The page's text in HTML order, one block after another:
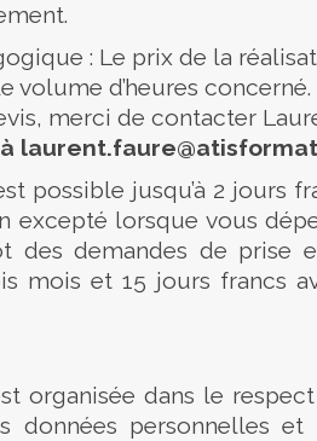
: Le prix de la
volume d’heures
merci de contacter
laurent.faure
possible jusqu’à 2 jours
lorsque vous
des demandes de prise
mois et 15 jours francs
organisée dans le
données personnelles et